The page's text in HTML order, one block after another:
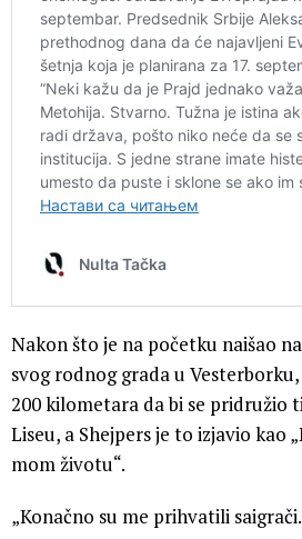
Nakon što je na početku naišao
svog rodnog grada u
200 kilometara da bi se pridružio
Liseu, a Shejpers je to izjavio kao
mom životu“.
„Konačno su me prihvatili